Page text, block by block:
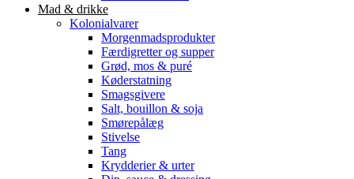
Mad & drikke
Kolonialvarer
Morgenmadsprodukter
Færdigretter og supper
Grød, mos & puré
Køderstatning
Smagsgivere
Salt, bouillon & soja
Smørepålæg
Stivelse
Tang
Krydderier & urter